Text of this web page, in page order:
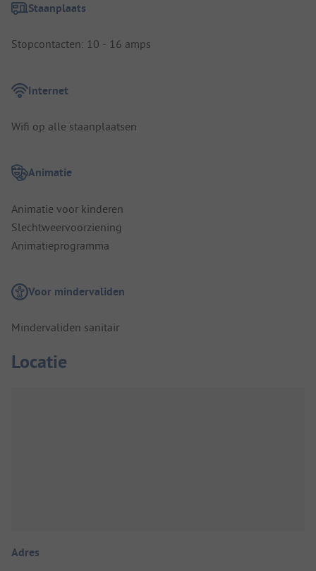
Staanplaats
Stopcontacten: 10 - 16 amps
Internet
Wifi op alle staanplaatsen
Animatie
Animatie voor kinderen
Slechtweervoorziening
Animatieprogramma
Voor mindervaliden
Mindervaliden sanitair
Locatie
Adres